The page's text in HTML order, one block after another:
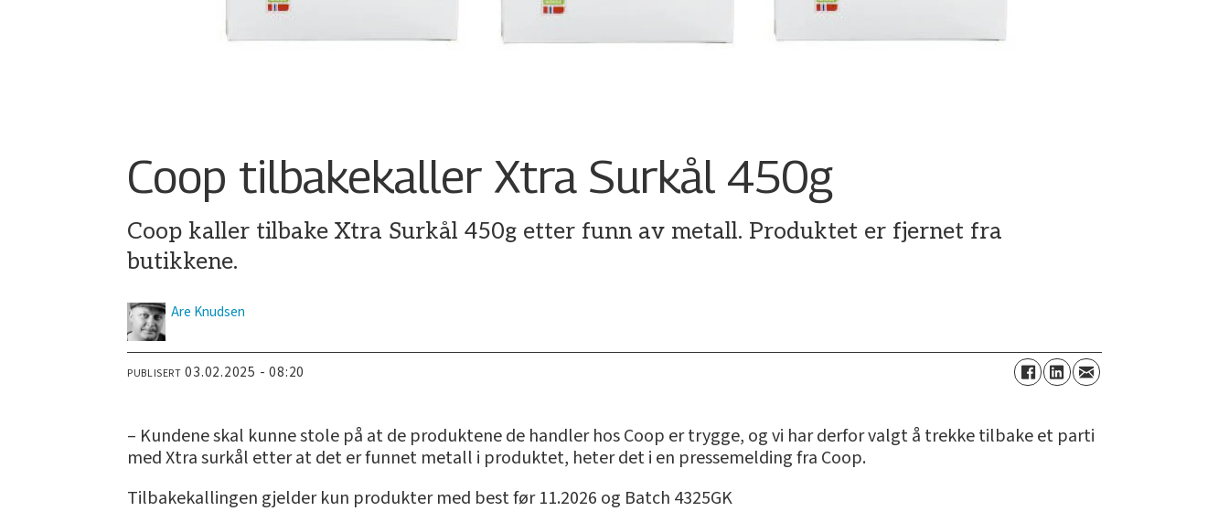
Coop tilbakekaller Xtra Surkål 450g
Coop kaller tilbake Xtra Surkål 450g etter funn av metall. Produktet er fjernet fra
butikkene.
Are Knudsen
PUBLISERT 03.02.2025 - 08:20
– Kundene skal kunne stole på at de produktene de handler hos Coop er trygge, og vi har derfor valgt å trekke tilbake et parti
med Xtra surkål etter at det er funnet metall i produktet, heter det i en pressemelding fra Coop.
Tilbakekallingen gjelder kun produkter med best før 11.2026 og Batch 4325GK